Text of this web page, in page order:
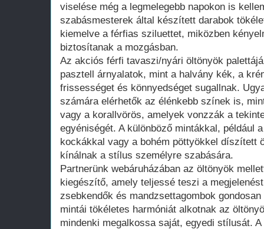
viselése még a legmelegebb napokon is
szabásmesterek által készített darabok
kiemelve a férfias sziluettet, miközben
biztosítanak a mozgásban.
Az akciós férfi tavaszi/nyári öltönyök
pasztell árnyalatok, mint a halvány kék, a
frissességet és könnyedséget sugallnak.
számára elérhetők az élénkebb színek is,
vagy a korallvörös, amelyek vonzzák a
egyéniségét. A különböző mintákkal, például
kockákkal vagy a bohém pöttyökkel díszített
kínálnak a stílus személyre szabására.
Partnerünk webáruházában az öltönyök
kiegészítő, amely teljessé teszi a
zsebkendők és mandzsettagombok
mintái tökéletes harmóniát alkotnak az
mindenki megalkossa saját, egyedi stílusát.